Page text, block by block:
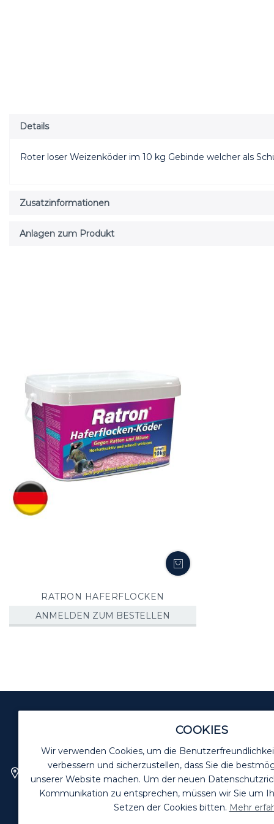
COOKIES
Wir verwenden Cookies, um die
verbessern und sicherzustellen, dass Sie die
unserer Website machen. Um der neuen
Kommunikation zu entsprechen, müssen wir Sie um
Setzen der Cookies bitten. Mehr
Details
Roter loser Weizenköder im 10 kg Gebinde welcher als
Zusatzinformationen
Anlagen zum Produkt
RATRON HAFERFLOCKEN
ANMELDEN ZUM BESTELLEN
BIOZIDE VORSICHTIG
Killgerm GmbH
Bussardweg 16